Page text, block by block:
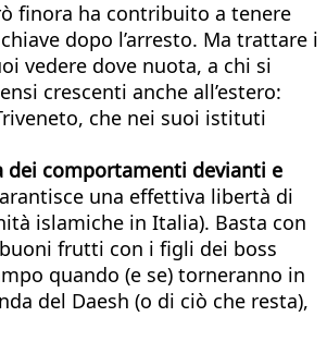
finora ha contribuito a tenere
dopo l’arresto. Ma trattare i
vedere dove nuota, a chi si
crescenti anche all’estero:
che nei suoi istituti
dei comportamenti devianti e
una effettiva libertà di
islamiche in Italia). Basta con
frutti con i figli dei boss
quando (e se) torneranno in
del Daesh (o di ciò che resta),